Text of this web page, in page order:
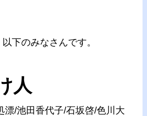
下のみなさんです。
人
漂/池田香代子/石坂啓/色川大